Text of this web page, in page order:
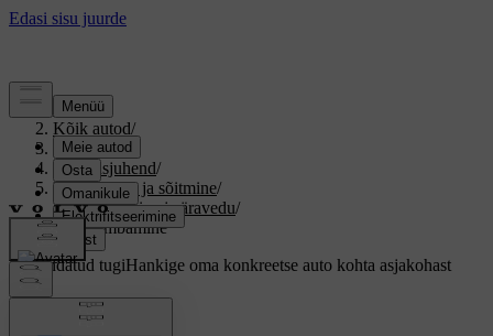
Tugi/
Kõik autod/
V60 2017/
Kasutusjuhend/
Käivitamine ja sõitmine/
Pukseerimine ja äravedu/
Väljatõmbamine
Kohandatud tugiHankige oma konkreetse auto kohta asjakohast
teavet.
Logi sisse